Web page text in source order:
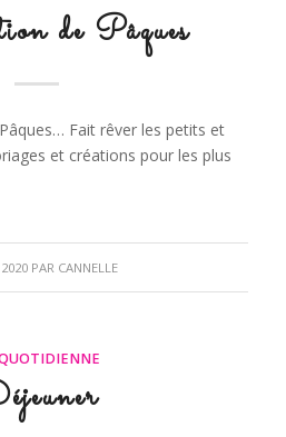
de Pâques
Fait rêver les petits et
et créations pour les plus
PAR CANNELLE